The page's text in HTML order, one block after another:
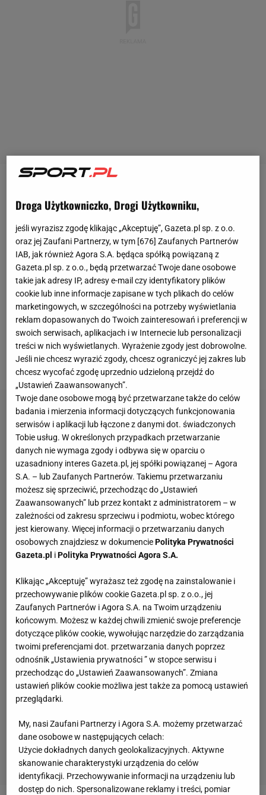
W poprzedniej kolejceLegiazremisowała
bezbramkowo ze Śląskiem Wrocław, natomiast
Zagłębie Lubin pokonało Arkę Gdynia. Z tygodnia na
tydzień drużynaAleksandra Vukoviciagra coraz
lepiej, ale wciąż trudno zachwycać się jej postawą.
W meczu z Zagłębiem dominowała jednak od
początku. Bramkę zdobyła już w 18. minucie. Dobre
dośrodkowanie Gwilii z rzutu rożnego wykorzystał
Vesović, który strzałem głową pokonał bramkarza.
Droga Użytkowniczko, Drogi Użytkowniku,
jeśli wyrazisz zgodę klikając „Akceptuję”, Gazeta.pl sp. z o.o.
oraz jej Zaufani Partnerzy, w tym [676] Zaufanych Partnerów
IAB, jak również Agora S.A. będąca spółką powiązaną z
Gazeta.pl sp. z o.o., będą przetwarzać Twoje dane osobowe
takie jak adresy IP, adresy e-mail czy identyfikatory plików
cookie lub inne informacje zapisane w tych plikach do celów
marketingowych, w szczególności na potrzeby wyświetlania
reklam dopasowanych do Twoich zainteresowań i preferencji w
swoich serwisach, aplikacjach i w Internecie lub personalizacji
treści w nich wyświetlanych. Wyrażenie zgody jest dobrowolne.
Jeśli nie chcesz wyrazić zgody, chcesz ograniczyć jej zakres lub
chcesz wycofać zgodę uprzednio udzieloną przejdź do
„Ustawień Zaawansowanych”.
Twoje dane osobowe mogą być przetwarzane także do celów
badania i mierzenia informacji dotyczących funkcjonowania
serwisów i aplikacji lub łączone z danymi dot. świadczonych
Tobie usług. W określonych przypadkach przetwarzanie
danych nie wymaga zgody i odbywa się w oparciu o
uzasadniony interes Gazeta.pl, jej spółki powiązanej – Agora
S.A. – lub Zaufanych Partnerów. Takiemu przetwarzaniu
możesz się sprzeciwić, przechodząc do „Ustawień
Zaawansowanych” lub przez kontakt z administratorem – w
zależności od zakresu sprzeciwu i podmiotu, wobec którego
jest kierowany. Więcej informacji o przetwarzaniu danych
osobowych znajdziesz w dokumenciePolityka Prywatności
Gazeta.pl iPolityka Prywatności Agora S.A.
Klikając „Akceptuję” wyrażasz też zgodę na zainstalowanie i
przechowywanie plików cookie Gazeta.pl sp. z o.o., jej
Zaufanych Partnerów i Agora S.A. na Twoim urządzeniu
końcowym. Możesz w każdej chwili zmienić swoje preferencje
dotyczące plików cookie, wywołując narzędzie do zarządzania
twoimi preferencjami dot. przetwarzania danych poprzez
odnośnik „Ustawienia prywatności ” w stopce serwisu i
przechodząc do „Ustawień Zaawansowanych”. Zmiana
ustawień plików cookie możliwa jest także za pomocą ustawień
przeglądarki.
My, nasi Zaufani Partnerzy i Agora S.A. możemy przetwarzać
dane osobowe w następujących celach:
Użycie dokładnych danych geolokalizacyjnych. Aktywne
skanowanie charakterystyki urządzenia do celów
identyfikacji. Przechowywanie informacji na urządzeniu lub
dostęp do nich. Spersonalizowane reklamy i treści, pomiar